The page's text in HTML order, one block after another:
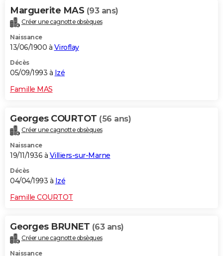
Marguerite MAS (93 ans)
Créer une cagnotte obsèques
Naissance
13/06/1900 à Viroflay
Décès
05/09/1993 à Izé
Famille MAS
Georges COURTOT (56 ans)
Créer une cagnotte obsèques
Naissance
19/11/1936 à Villiers-sur-Marne
Décès
04/04/1993 à Izé
Famille COURTOT
Georges BRUNET (63 ans)
Créer une cagnotte obsèques
Naissance